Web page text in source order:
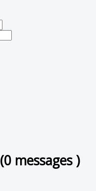
(0 messages )